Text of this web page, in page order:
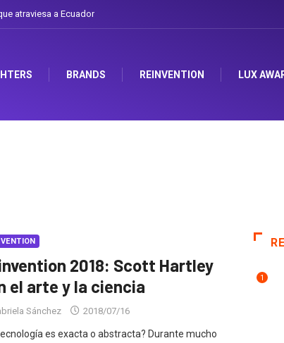
atraviesa a Ecuador
BRANDS REINVENTION LUX
2018: Scott Hartley
el arte y la ciencia
Sánchez 2018/07/16
es exacta o abstracta? Durante mucho
1